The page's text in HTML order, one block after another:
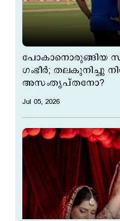
പോകാനൊരുങ്ങിയ
ഗംഭീര്‍; തലകുനിച്ചു
അസംതൃപ്തനോ?
Jul 05, 2026